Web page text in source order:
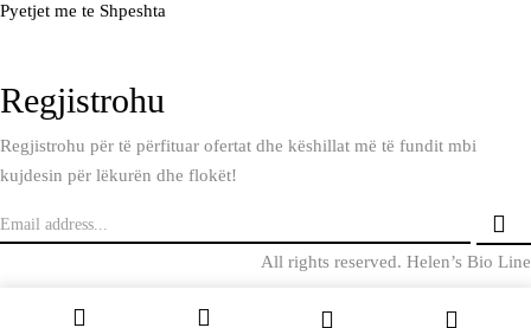
Pyetjet me te Shpeshta
Regjistrohu
Regjistrohu për të përfituar ofertat dhe këshillat më të fundit mbi
kujdesin për lëkurën dhe flokët!
All rights reserved. Helen’s Bio Line